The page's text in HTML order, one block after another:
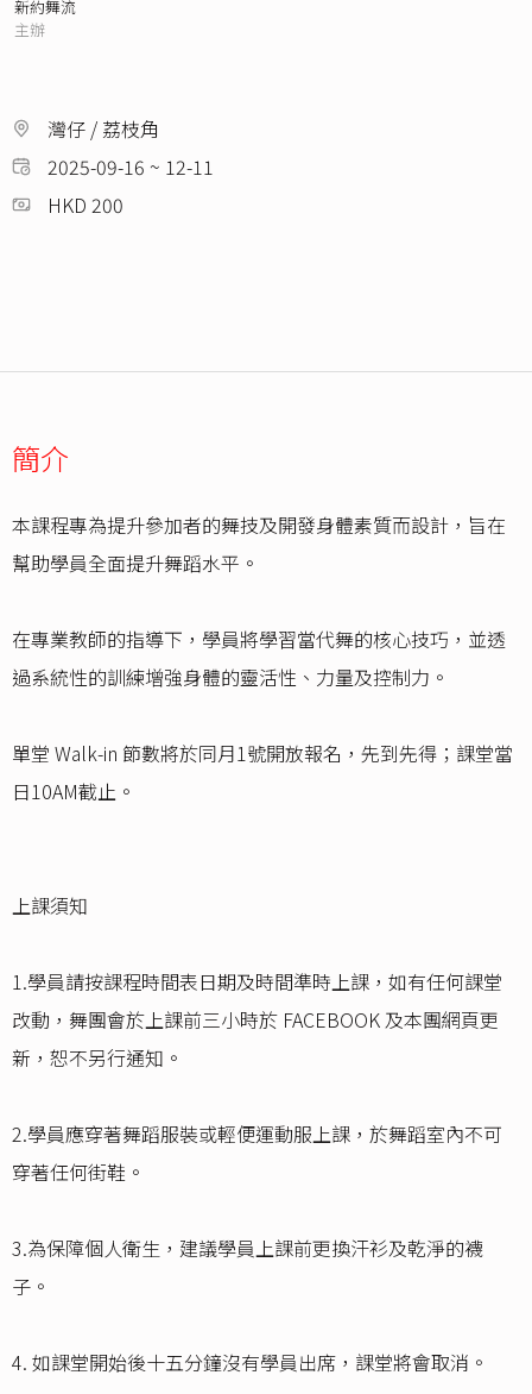
新約舞流
主辦
灣仔 / 荔枝角
2025-09-16 ~ 12-11
HKD 200
簡介
本課程專為提升參加者的舞技及開發身體素質而設計，旨在
幫助學員全面提升舞蹈水平。
在專業教師的指導下，學員將學習當代舞的核心技巧，並透
過系統性的訓練增強身體的靈活性、力量及控制力。
單堂 Walk-in 節數將於同月1號開放報名，先到先得；課堂當
日10AM截止。
上課須知
1.學員請按課程時間表日期及時間準時上課，如有任何課堂
改動，舞團會於上課前三小時於 FACEBOOK 及本團網頁更
新，恕不另行通知。
2.學員應穿著舞蹈服裝或輕便運動服上課，於舞蹈室內不可
穿著任何街鞋。
3.為保障個人衛生，建議學員上課前更換汗衫及乾淨的襪
子。
4. 如課堂開始後十五分鐘沒有學員出席，課堂將會取消。